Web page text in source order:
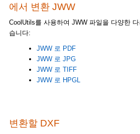
에서 변환 JWW
CoolUtils를 사용하여 JWW 파일을 다양한
습니다:
JWW 로 PDF
JWW 로 JPG
JWW 로 TIFF
JWW 로 HPGL
변환할 DXF